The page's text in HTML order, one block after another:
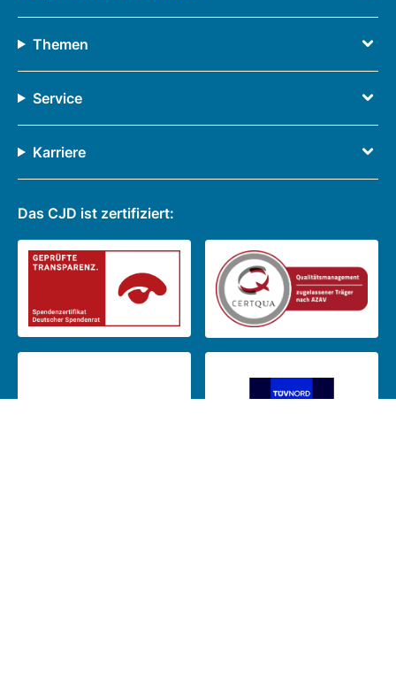
Themen
Service
Karriere
Das CJD ist zertifiziert: